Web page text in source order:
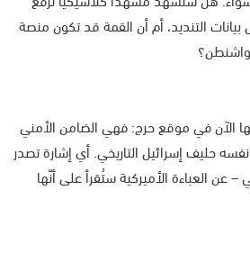
التنديد، أم أن القمة قد تكون منصة
الآن في موقع حرج: فهي الضامن الأمني
حليف إسرائيل التاريخي. أي إشارة تصدر
عن العباءة الأميركية ستُقرأ على أنّها